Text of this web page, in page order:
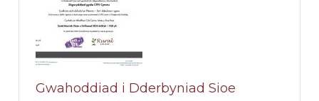
Gwahoddiad i Dderbyniad Sioe